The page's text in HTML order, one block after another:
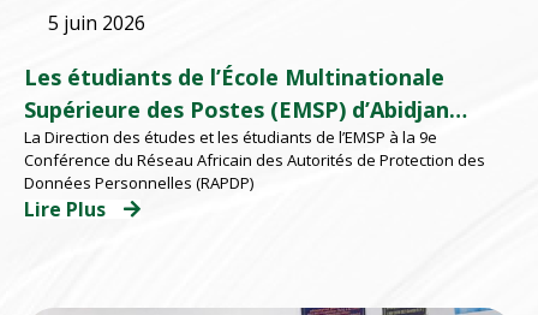
5 juin 2026
Les étudiants de l’École Multinationale
Supérieure des Postes (EMSP) d’Abidjan
participent à la 9e Conférence du au RAPDP
2026 organisé par l’ARTCI
La Direction des études et les étudiants de l’EMSP à la 9e
Conférence du Réseau Africain des Autorités de Protection des
Données Personnelles (RAPDP)
Lire Plus